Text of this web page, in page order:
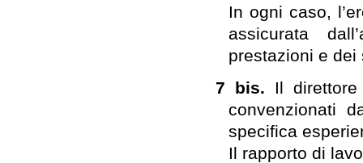
In ogni caso,
assicurata
prestazioni e dei
7 bis. Il
convenzionati
specifica
Il rapporto di